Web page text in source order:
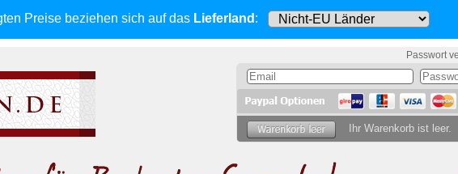
Preise beziehen sich auf das Lieferland :
Passwort
Ihr Warenkorb ist leer.